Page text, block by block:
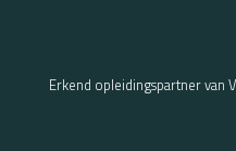
Erkend opleidingspartner van